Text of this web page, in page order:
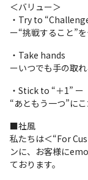
＜バリュー＞
・Try to
ー“挑戦すること”
・Take hands
ーいつでも手の取
・Stick to “＋1” ー
“あともう一つ”に
■社風
私たちは＜“For
ンに、お客様に
ております。